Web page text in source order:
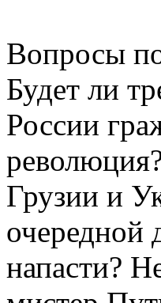
Вопросы
Будет ли
России
Грузии и
очередной
напасти?